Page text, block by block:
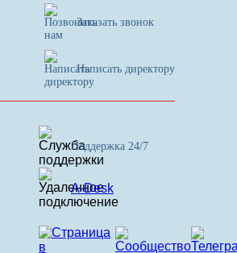
Заказать звонок
Написать директору
Поддержка 24/7
A-Desk